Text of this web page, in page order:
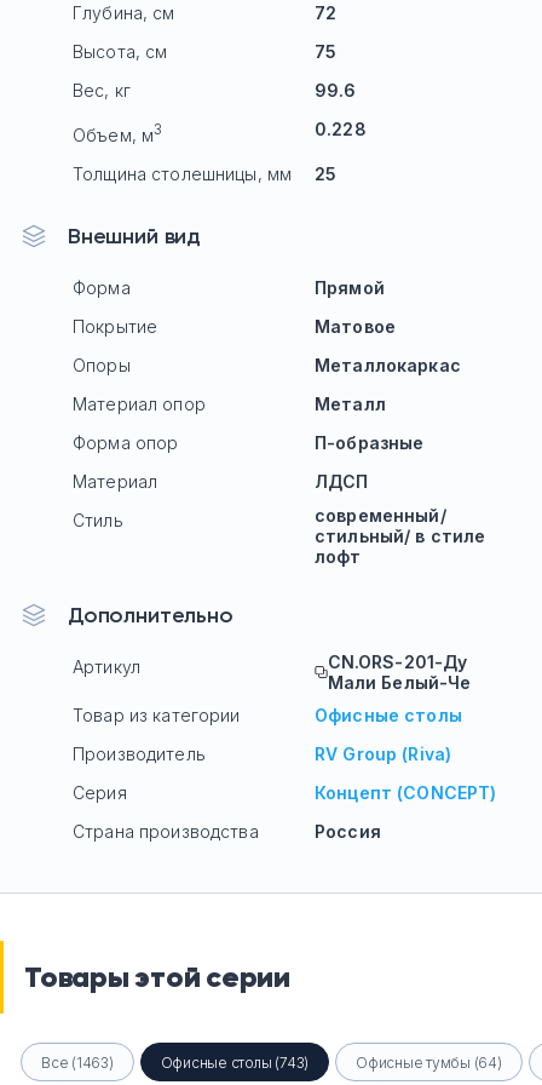
Глубина, см
72
Высота, см
75
Вес, кг
99.6
Объем, м3 0.228
Толщина столешницы, мм 25
Внешний вид
Форма
Прямой
Покрытие
Матовое
Опоры
Mеталлокаркас
Материал опор
Металл
Форма опор
П-образные
Материал
ЛДСП
Стиль
современный/
стильный/ в стиле
лофт
Дополнительно
Артикул
CN.ORS-201-Ду
Мали Белый-Че
Товар из категории
Офисные столы
Производитель
RV Group (Riva)
Серия
Концепт (CONCEPT)
Страна производства
Россия
Товары этой серии
Все (1463) Офисные столы (743) Офисные тумбы (64)